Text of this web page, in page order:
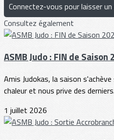
Connectez-vous pour laisser
Consultez également
ASMB Judo : FIN de Saison
Amis Judokas, la saison
chaleur et nous prive des
1 juillet 2026